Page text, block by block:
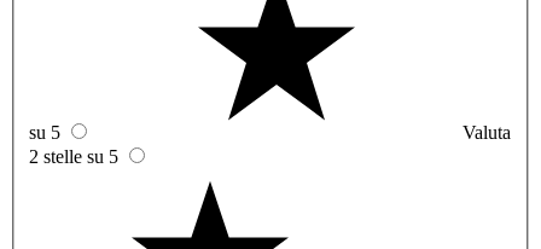
su 5
Valuta
2 stelle su 5